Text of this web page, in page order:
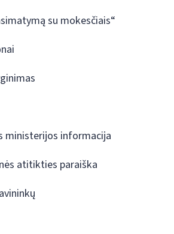
su mokesčiais“
ministerijos informacija
atitikties paraiška